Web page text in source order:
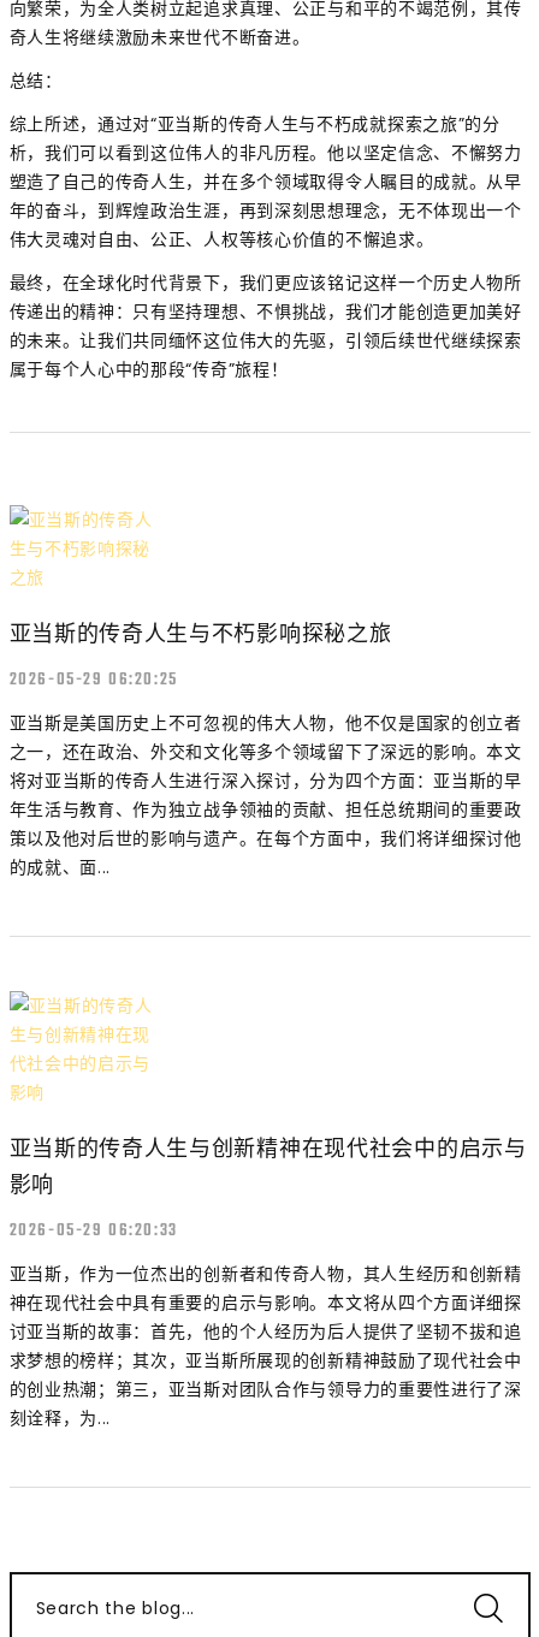
向繁荣，为全人类树立起追求真理、公正与和平的不竭范例，其传
奇人生将继续激励未来世代不断奋进。
总结：
综上所述，通过对“亚当斯的传奇人生与不朽成就探索之旅”的分
析，我们可以看到这位伟人的非凡历程。他以坚定信念、不懈努力
塑造了自己的传奇人生，并在多个领域取得令人瞩目的成就。从早
年的奋斗，到辉煌政治生涯，再到深刻思想理念，无不体现出一个
伟大灵魂对自由、公正、人权等核心价值的不懈追求。
最终，在全球化时代背景下，我们更应该铭记这样一个历史人物所
传递出的精神：只有坚持理想、不惧挑战，我们才能创造更加美好
的未来。让我们共同缅怀这位伟大的先驱，引领后续世代继续探索
属于每个人心中的那段“传奇”旅程！
亚当斯的传奇人生与不朽影响探秘之旅
2026-05-29 06:20:25
亚当斯是美国历史上不可忽视的伟大人物，他不仅是国家的创立者
之一，还在政治、外交和文化等多个领域留下了深远的影响。本文
将对亚当斯的传奇人生进行深入探讨，分为四个方面：亚当斯的早
年生活与教育、作为独立战争领袖的贡献、担任总统期间的重要政
策以及他对后世的影响与遗产。在每个方面中，我们将详细探讨他
的成就、面...
亚当斯的传奇人生与创新精神在现代社会中的启示与
影响
2026-05-29 06:20:33
亚当斯，作为一位杰出的创新者和传奇人物，其人生经历和创新精
神在现代社会中具有重要的启示与影响。本文将从四个方面详细探
讨亚当斯的故事：首先，他的个人经历为后人提供了坚韧不拔和追
求梦想的榜样；其次，亚当斯所展现的创新精神鼓励了现代社会中
的创业热潮；第三，亚当斯对团队合作与领导力的重要性进行了深
刻诠释，为...
Search the blog...